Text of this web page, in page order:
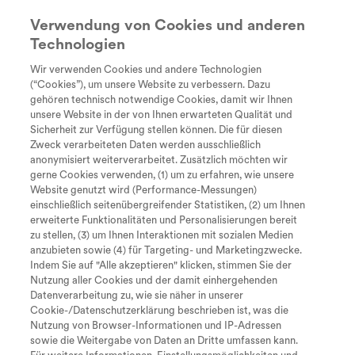
Tastaturkürzel zur Bedienung der
Seite
Zum Inhalt
Zum Hauptmenü
Seite durchsuchen
Nach oben springen
Every Day
Unstoppable
Diagnose
Therapie &
Behandlung
Suche
search
Lexikon
DNA-Replikation
Bei der Replikation wird eine exakte Kopie der
DNA hergestellt. Dadurch enthalten Zellen, die
sich teilen, exakt die gleiche Erbinformation. Bei
einer Replikation können auch Fehler passieren,
die im Normalfall aber sofort repariert werden.
Zurück zum Lexikon
Verwendung von Cookies und anderen
Technologien
Wir verwenden Cookies und andere Technologien
(“Cookies”), um unsere Website zu verbessern. Dazu
gehören technisch notwendige Cookies, damit wir Ihnen
unsere Website in der von Ihnen erwarteten Qualität und
Sicherheit zur Verfügung stellen können. Die für diesen
Zweck verarbeiteten Daten werden ausschließlich
anonymisiert weiterverarbeitet. Zusätzlich möchten wir
gerne Cookies verwenden, (1) um zu erfahren, wie unsere
Website genutzt wird (Performance-Messungen)
einschließlich seitenübergreifender Statistiken, (2) um Ihnen
erweiterte Funktionalitäten und Personalisierungen bereit
zu stellen, (3) um Ihnen Interaktionen mit sozialen Medien
anzubieten sowie (4) für Targeting- und Marketingzwecke.
Indem Sie auf "Alle akzeptieren" klicken, stimmen Sie der
Nutzung aller Cookies und der damit einhergehenden
Datenverarbeitung zu, wie sie näher in unserer
Cookie-/Datenschutzerklärung beschrieben ist, was die
Nutzung von Browser-Informationen und IP-Adressen
sowie die Weitergabe von Daten an Dritte umfassen kann.